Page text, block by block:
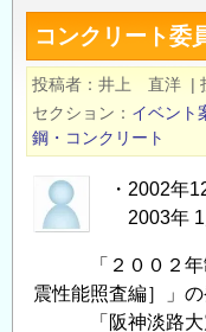
年
度
会
言
特
別
会
コンクリート委
投稿者 井上 直洋 |
セクション
イベント
鋼・コンクリート
・2002
2003年
「２００２年制
震性能照査編］」
「阪神淡路大震